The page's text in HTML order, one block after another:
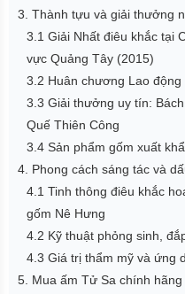
3. Thành tựu và giải thưởng
3.1 Giải Nhất điêu khắc tại
vực Quảng Tây (2015)
3.2 Huân chương Lao
3.3 Giải thưởng uy tín:
Quế Thiên Công
3.4 Sản phẩm gốm xuất
4. Phong cách sáng tác và
4.1 Tinh thông điêu khắc
gốm Nê Hưng
4.2 Kỹ thuật phỏng sinh,
4.3 Giá trị thẩm mỹ và ứng
5. Mua ấm Tử Sa chính